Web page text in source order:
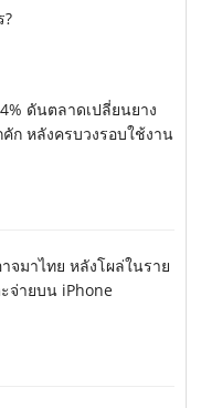
ดันตลาดเปลี่ยนยาง
ก หลังครบวงรอบใช้งาน
จมาไทย หลังโผล่ในราย
จ่ายบน iPhone